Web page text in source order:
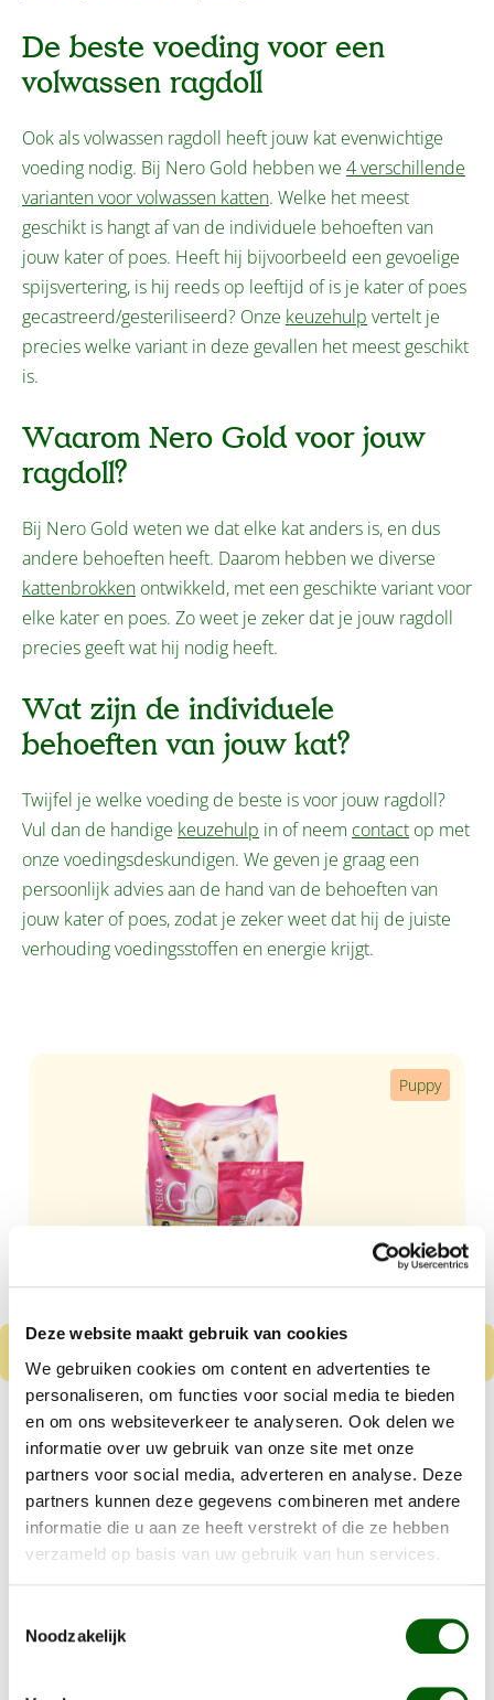
Deze website maakt gebruik van cookies
We gebruiken cookies om content en advertenties te
personaliseren, om functies voor social media te bieden
en om ons websiteverkeer te analyseren. Ook delen we
informatie over uw gebruik van onze site met onze
partners voor social media, adverteren en analyse. Deze
partners kunnen deze gegevens combineren met andere
informatie die u aan ze heeft verstrekt of die ze hebben
verzameld op basis van uw gebruik van hun services.
Noodzakelijk
De beste voeding voor een
volwassen ragdoll
Ook als volwassen ragdoll heeft jouw kat evenwichtige
voeding nodig. Bij Nero Gold hebben we 4 verschillende
varianten voor volwassen katten. Welke het meest
geschikt is hangt af van de individuele behoeften van
jouw kater of poes. Heeft hij bijvoorbeeld een gevoelige
spijsvertering, is hij reeds op leeftijd of is je kater of poes
gecastreerd/gesteriliseerd? Onze keuzehulp vertelt je
precies welke variant in deze gevallen het meest geschikt
is.
Waarom Nero Gold voor jouw
ragdoll?
Bij Nero Gold weten we dat elke kat anders is, en dus
andere behoeften heeft. Daarom hebben we diverse
kattenbrokken ontwikkeld, met een geschikte variant voor
elke kater en poes. Zo weet je zeker dat je jouw ragdoll
precies geeft wat hij nodig heeft.
Wat zijn de individuele
behoeften van jouw kat?
Twijfel je welke voeding de beste is voor jouw ragdoll?
Vul dan de handige keuzehulp in of neem contact op met
onze voedingsdeskundigen. We geven je graag een
persoonlijk advies aan de hand van de behoeften van
jouw kater of poes, zodat je zeker weet dat hij de juiste
verhouding voedingsstoffen en energie krijgt.
Puppy
Nero Gold Puppy
Kip & Rijst
Vanaf € 8,99
Kleine tot middelgrote puppy's
Details